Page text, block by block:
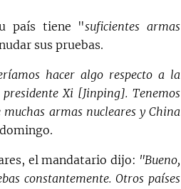
país tiene "suficientes armas
sus pruebas.
hacer algo respecto a la
Xi [Jinping]. Tenemos
armas nucleares y China
el mandatario dijo: "Bueno,
constantemente. Otros países